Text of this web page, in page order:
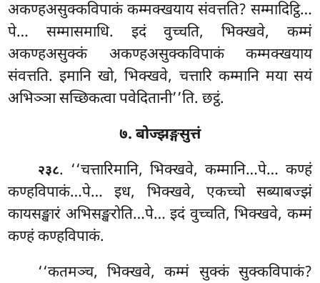
अकण्हअसुक्कविपाकं कम्मक्खयाय संवत्तति? सम्मादिट्ठि…
पे… सम्मासमाधि. इदं वुच्चति, भिक्खवे, कम्मं
अकण्हअसुक्कं अकण्हअसुक्कविपाकं कम्मक्खयाय
संवत्तति. इमानि खो, भिक्खवे, चत्तारि कम्मानि मया सयं
अभिञ्ञा सच्छिकत्वा पवेदितानी’’ति. छट्ठं.
७. बोज्झङ्गसुत्तं
२३८. ‘‘चत्तारिमानि, भिक्खवे, कम्मानि…पे… कण्हं
कण्हविपाकं…पे… इध, भिक्खवे, एकच्चो सब्याबज्झं
कायसङ्खारं अभिसङ्खरोति…पे… इदं वुच्चति, भिक्खवे, कम्मं
कण्हं कण्हविपाकं.
‘‘कतमञ्च, भिक्खवे, कम्मं सुक्कं सुक्कविपाकं?